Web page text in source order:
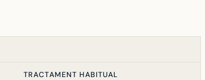
TRACTAMENT HABITUAL